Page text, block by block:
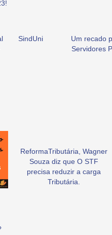
SindUni
Um recado
Servidores
ReformaTributária, Wagner
Souza diz que O STF
precisa reduzir a carga
Tributária.